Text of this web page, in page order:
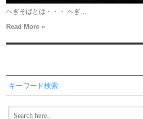
へぎそばとは・・・ へぎ...
Read More »
キーワード検索